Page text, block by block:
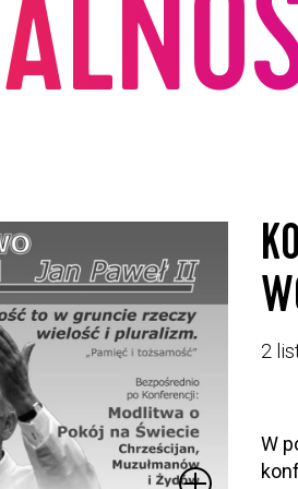
2
W